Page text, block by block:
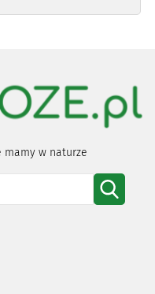
mamy w naturze